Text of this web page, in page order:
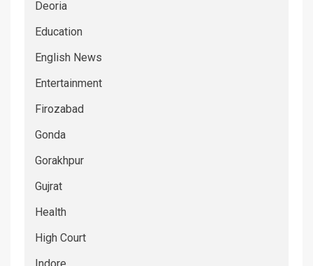
Deoria
Education
English News
Entertainment
Firozabad
Gonda
Gorakhpur
Gujrat
Health
High Court
Indore